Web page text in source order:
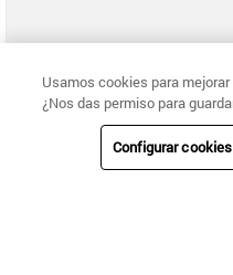
Usamos cookies para
¿Nos das permiso para
Configurar cookies